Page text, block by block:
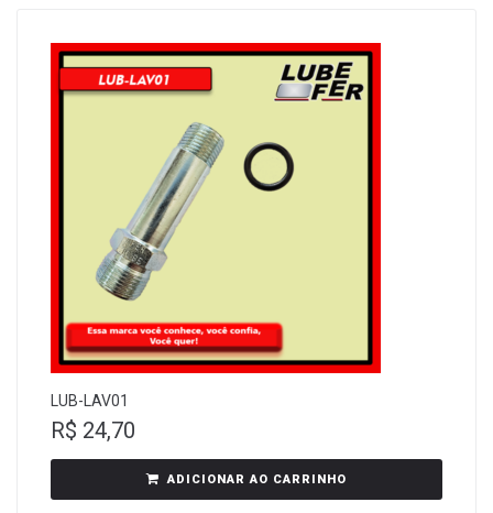
LUB-LAV01
R$ 24,70
ADICIONAR AO CARRINHO